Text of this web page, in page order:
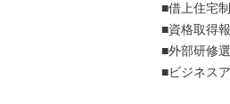
■借上住宅
■資格取得
■外部研修
■ビジネス